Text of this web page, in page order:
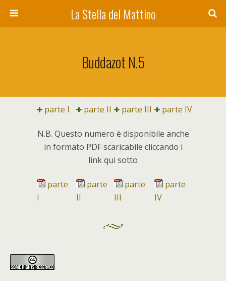
La Stella del Mattino
Buddazot N.5
parte I parte II parte III parte IV
N.B. Questo numero è disponibile anche
in formato PDF scaricabile cliccando i
link qui sotto
parte
I
parte
II
parte
III
parte
IV